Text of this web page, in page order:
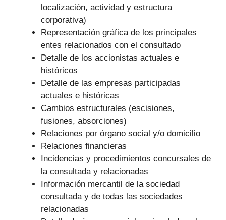
localización, actividad y estructura
corporativa)
Representación gráfica de los principales
entes relacionados con el consultado
Detalle de los accionistas actuales e
históricos
Detalle de las empresas participadas
actuales e históricas
Cambios estructurales (escisiones,
fusiones, absorciones)
Relaciones por órgano social y/o domicilio
Relaciones financieras
Incidencias y procedimientos concursales de
la consultada y relacionadas
Información mercantil de la sociedad
consultada y de todas las sociedades
relacionadas